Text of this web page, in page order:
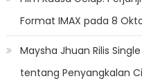
Format IMAX pada 8
Maysha Jhuan Rilis
tentang Penyangkalan